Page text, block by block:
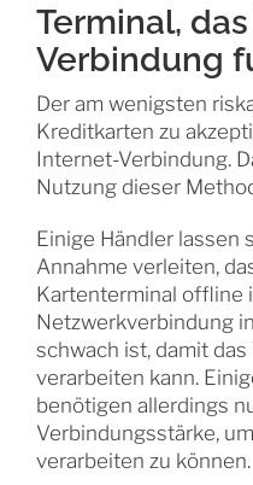
Terminal,
Verbindung
Der am wenigsten
Kreditkarten zu
Internet-Verbindung.
Nutzung dieser
Einige Händler lassen
Annahme verleiten,
Kartenterminal offline
Netzwerkverbindung
schwach ist, damit
verarbeiten kann.
benötigen allerdings
Verbindungsstärke,
verarbeiten zu können.